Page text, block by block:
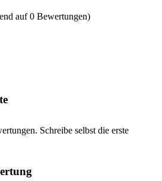
auf 0 Bewertungen)
Schreibe selbst die erste